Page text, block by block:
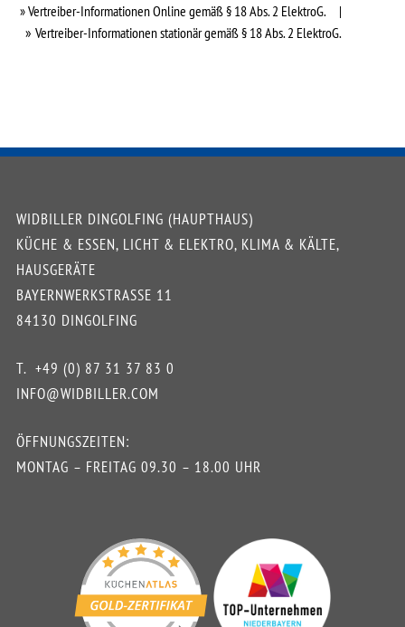
» Vertreiber-Informationen Online gemäß § 18 Abs. 2 ElektroG.
|
»Vertreiber-Informationen stationär gemäß § 18 Abs. 2 ElektroG.
WIDBILLER DINGOLFING (HAUPTHAUS)
KÜCHE & ESSEN, LICHT & ELEKTRO, KLIMA & KÄLTE,
HAUSGERÄTE
BAYERNWERKSTRASSE 11
84130 DINGOLFING
T. +49 (0) 87 31 37 83 0
INFO@WIDBILLER.COM
ÖFFNUNGSZEITEN:
MONTAG – FREITAG 09.30 – 18.00 UHR